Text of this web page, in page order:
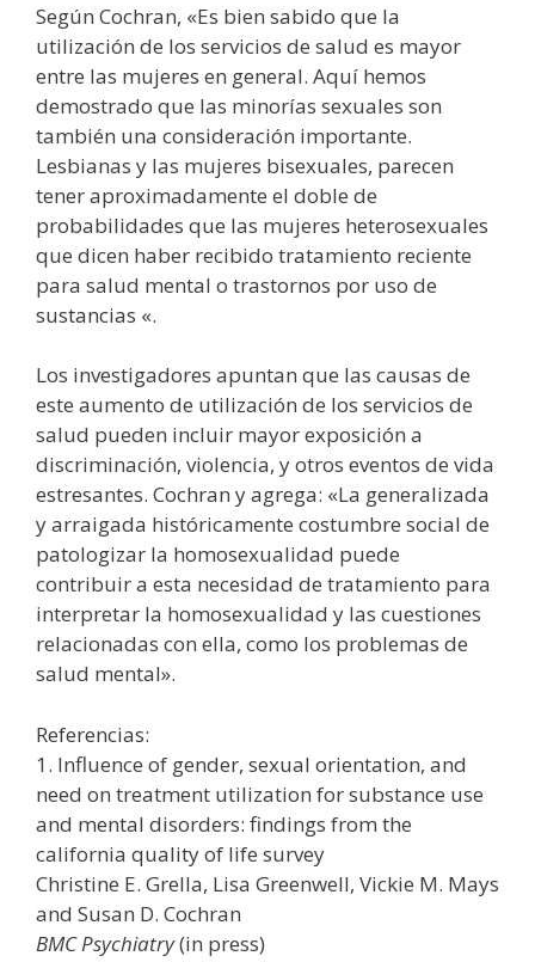
Según Cochran, «Es bien sabido que la
utilización de los servicios de salud es mayor
entre las mujeres en general. Aquí hemos
demostrado que las minorías sexuales son
también una consideración importante.
Lesbianas y las mujeres bisexuales, parecen
tener aproximadamente el doble de
probabilidades que las mujeres heterosexuales
que dicen haber recibido tratamiento reciente
para salud mental o trastornos por uso de
sustancias «.
Los investigadores apuntan que las causas de
este aumento de utilización de los servicios de
salud pueden incluir mayor exposición a
discriminación, violencia, y otros eventos de vida
estresantes. Cochran y agrega: «La generalizada
y arraigada históricamente costumbre social de
patologizar la homosexualidad puede
contribuir a esta necesidad de tratamiento para
interpretar la homosexualidad y las cuestiones
relacionadas con ella, como los problemas de
salud mental».
Referencias:
1. Influence of gender, sexual orientation, and
need on treatment utilization for substance use
and mental disorders: findings from the
california quality of life survey
Christine E. Grella, Lisa Greenwell, Vickie M. Mays
and Susan D. Cochran
BMC Psychiatry(in press)